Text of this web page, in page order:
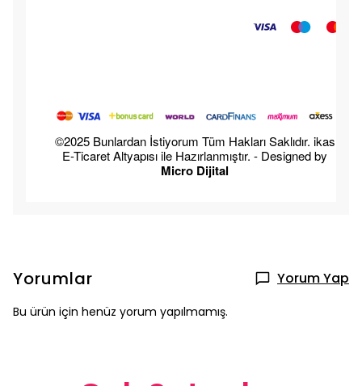
©2025 Bunlardan İstiyorum Tüm Hakları Saklıdır. ikas
E-Ticaret Altyapısı ile Hazırlanmıştır. - Designed by
Micro Dijital
Yorumlar Yorum Yap
Bu ürün için henüz yorum yapılmamış.